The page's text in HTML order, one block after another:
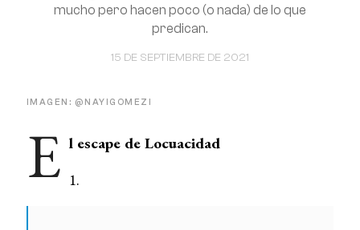
15 DE SEPTIEMBRE DE 2021
mucho pero hacen poco (o nada) de lo que
predican.
IMAGEN: @NAYIGOMEZI
E l escape de Locuacidad
1.